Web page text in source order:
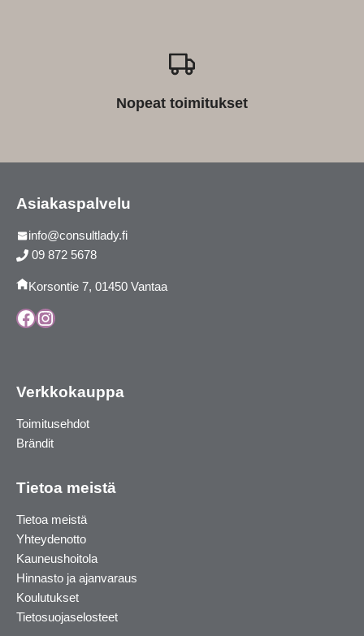
Nopeat toimitukset
Asiakaspalvelu
info@consultlady.fi
09 872 5678
Korsontie 7, 01450 Vantaa
Facebook
Instagram
Verkkokauppa
Toimitusehdot
Brändit
Tietoa meistä
Tietoa meistä
Yhteydenotto
Kauneushoitola
Hinnasto ja ajanvaraus
Koulutukset
Tietosuojaselosteet